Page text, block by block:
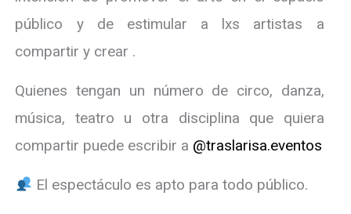
público y de estimular a lxs artistas a
compartir y crear .
Quienes tengan un número de circo, danza,
música, teatro u otra disciplina que quiera
compartir puede escribir a @traslarisa.eventos
El espectáculo es apto para todo público.